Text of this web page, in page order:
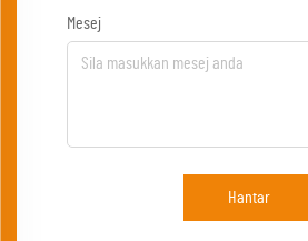
Mesej
Hantar